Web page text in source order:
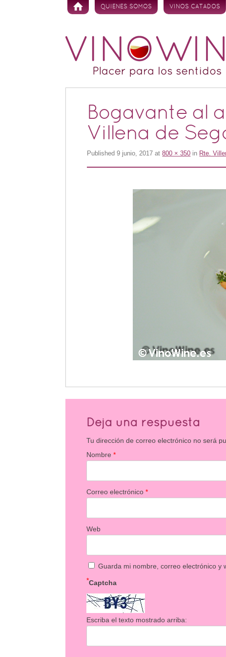
Skip to content
QUIENES SOMOS VINOS CATADOS
Bogavante al
Villena de
Published9 junio, 2017 at800 × 350 in Rte.
Deja una respuesta
Tu dirección de correo electrónico no será
Nombre*
Correo electrónico*
Web
Guarda mi nombre, correo electrónico y
Captcha
*
Escriba el texto mostrado arriba: